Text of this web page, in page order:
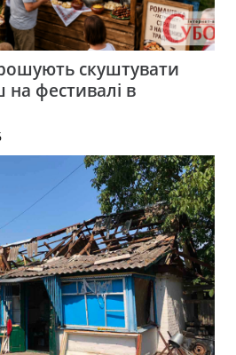
скуштувати
на фестивалі в